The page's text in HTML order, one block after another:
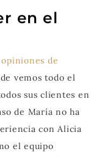
en el
opiniones de
vemos todo el
sus clientes en
de María no ha
con Alicia
el equipo